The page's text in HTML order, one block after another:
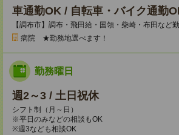
車通勤OK / 自転車・バイク通勤
【調布市】調布・飛田給・国領・柴崎・布田など
病院 ★勤務地選べます！
勤務曜日
週2～3 / 土日祝休
シフト制（月～日）
※平日のみなどの相談もOK
※週3なども相談OK